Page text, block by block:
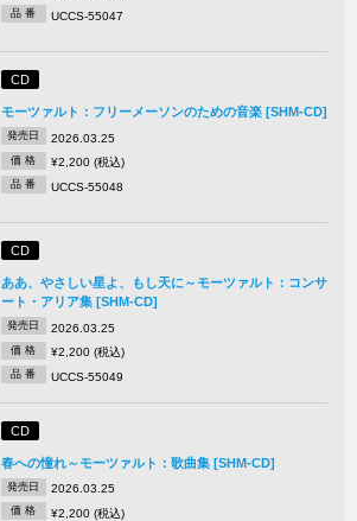
品 番 UCCS-55047
CD
モーツァルト：フリーメーソンのための音楽 [SHM-CD]
発売日 2026.03.25
価 格 ¥2,200 (税込)
品 番 UCCS-55048
CD
ああ、やさしい星よ、もし天に～モーツァルト：コンサ
ート・アリア集 [SHM-CD]
発売日 2026.03.25
価 格 ¥2,200 (税込)
品 番 UCCS-55049
CD
春への憧れ～モーツァルト：歌曲集 [SHM-CD]
発売日 2026.03.25
価 格 ¥2,200 (税込)